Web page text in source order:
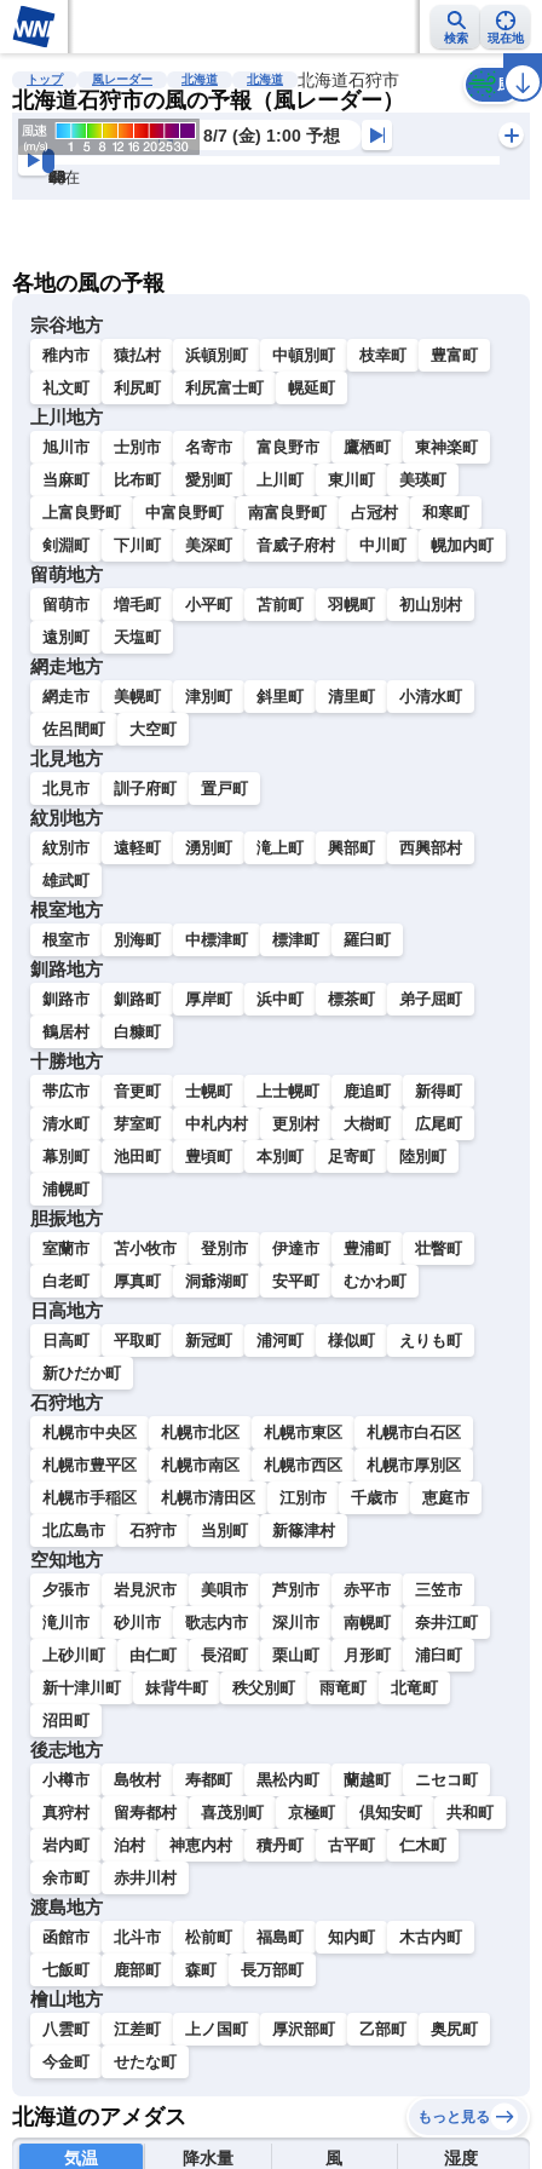
検索 現在地
雨雲レーダー 台風情報 地震情報 警報・注意報 2週間天気 ラ
トップ 風レーダー 北海道 北海道 北海道石狩市
北海道石狩市の風の予報（風レーダー）
風
8/7 (金) 1:00 予想
現在
6h
12
24
36
48
60
72
各地の風の予報
宗谷地方
稚内市 猿払村 浜頓別町 中頓別町 枝幸町
豊富町
礼文町
利尻町 利尻富士町 幌延町
上川地方
旭川市 士別市 名寄市 富良野市 鷹栖町
東神楽町
当麻町
比布町 愛別町 上川町 東川町
美瑛町
上富良野町
中富良野町 南富良野町 占冠村
和寒町
剣淵町
下川町 美深町 音威子府村 中川町 幌加内町
留萌地方
留萌市 増毛町 小平町 苫前町 羽幌町
初山別村
遠別町
天塩町
網走地方
網走市 美幌町 津別町 斜里町 清里町
小清水町
佐呂間町
大空町
北見地方
北見市 訓子府町 置戸町
紋別地方
紋別市 遠軽町 湧別町 滝上町 興部町
西興部村
雄武町
根室地方
根室市 別海町 中標津町 標津町 羅臼町
釧路地方
釧路市 釧路町 厚岸町 浜中町 標茶町
弟子屈町
鶴居村
白糠町
十勝地方
帯広市 音更町 士幌町 上士幌町 鹿追町
新得町
清水町
芽室町 中札内村 更別村 大樹町
広尾町
幕別町
池田町 豊頃町 本別町 足寄町
陸別町
浦幌町
胆振地方
室蘭市 苫小牧市 登別市 伊達市 豊浦町
壮瞥町
白老町
厚真町 洞爺湖町 安平町 むかわ町
日高地方
日高町 平取町 新冠町 浦河町 様似町
えりも町
新ひだか町
石狩地方
札幌市中央区 札幌市北区 札幌市東区
札幌市白石区
札幌市豊平区
札幌市南区 札幌市西区
札幌市厚別区
札幌市手稲区
札幌市清田区 江別市 千歳市
恵庭市
北広島市
石狩市 当別町 新篠津村
空知地方
夕張市 岩見沢市 美唄市 芦別市 赤平市
三笠市
滝川市
砂川市 歌志内市 深川市 南幌町
奈井江町
上砂川町
由仁町 長沼町 栗山町 月形町
浦臼町
新十津川町
妹背牛町 秩父別町 雨竜町
北竜町
沼田町
後志地方
小樽市 島牧村 寿都町 黒松内町 蘭越町
ニセコ町
真狩村
留寿都村 喜茂別町 京極町 倶知安町
共和町
岩内町
泊村 神恵内村 積丹町 古平町
仁木町
余市町
赤井川村
渡島地方
函館市 北斗市 松前町 福島町 知内町
木古内町
七飯町
鹿部町 森町 長万部町
檜山地方
八雲町 江差町 上ノ国町 厚沢部町 乙部町
奥尻町
今金町
せたな町
北海道のアメダス もっと見る
気温 降水量 風 湿度